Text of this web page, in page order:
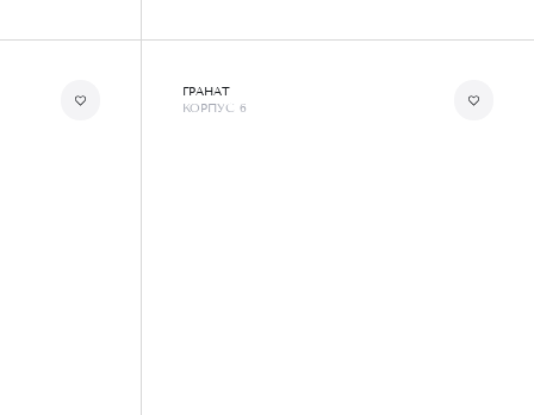
ГРАНАТ
КОРПУС 6